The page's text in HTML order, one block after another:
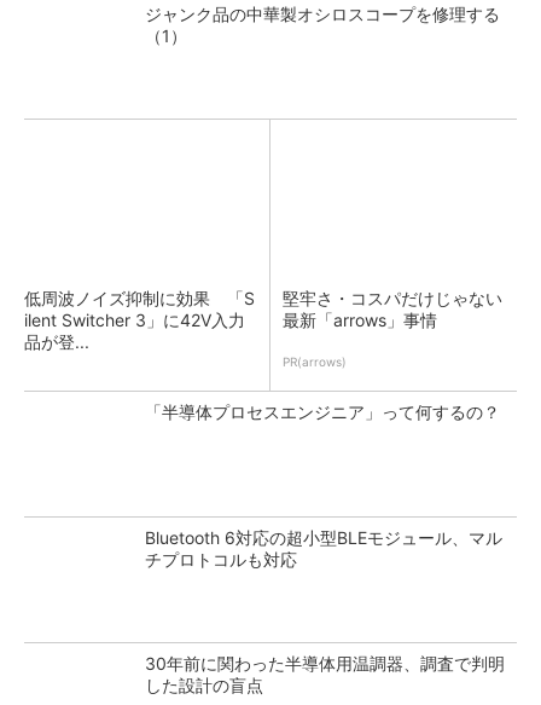
ジャンク品の中華製オシロスコープを修理する
（1）
低周波ノイズ抑制に効果 「S
ilent Switcher 3」に42V入力
品が登...
堅牢さ・コスパだけじゃない
最新「arrows」事情
PR(arrows)
「半導体プロセスエンジニア」って何するの？
Bluetooth 6対応の超小型BLEモジュール、マル
チプロトコルも対応
30年前に関わった半導体用温調器、調査で判明
した設計の盲点